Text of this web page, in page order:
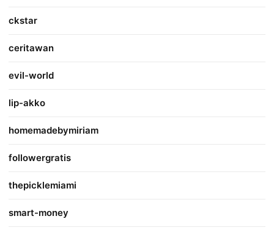
ckstar
ceritawan
evil-world
lip-akko
homemadebymiriam
followergratis
thepicklemiami
smart-money